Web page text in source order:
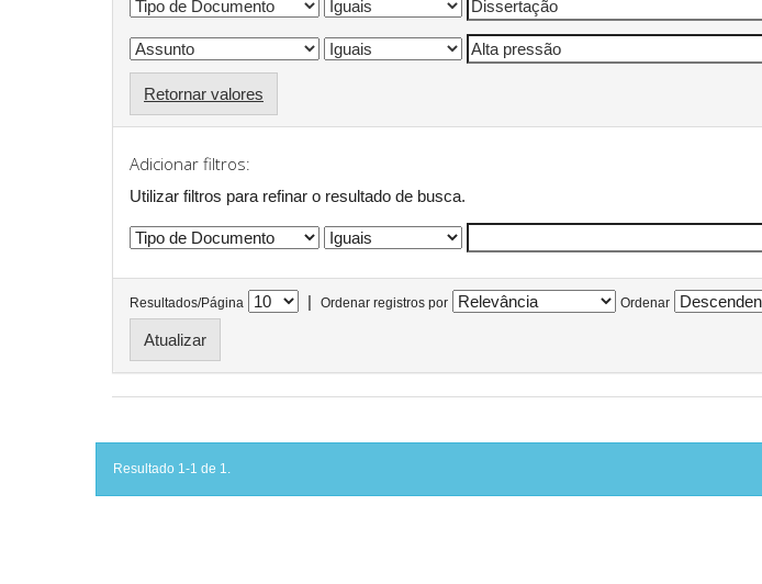
Retornar valores
Adicionar filtros:
Utilizar filtros para refinar o resultado de busca.
Resultados/Página | Ordenar registros por Ordenar
Resultado 1-1 de 1.